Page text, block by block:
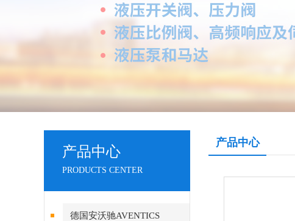
产品中心
PRODUCTS CENTER
德国安沃驰AVENTICS
产品中心